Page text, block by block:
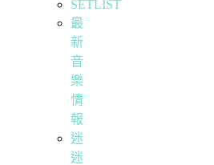
SETLIST
最
新
音
樂
情
報
迷
迷